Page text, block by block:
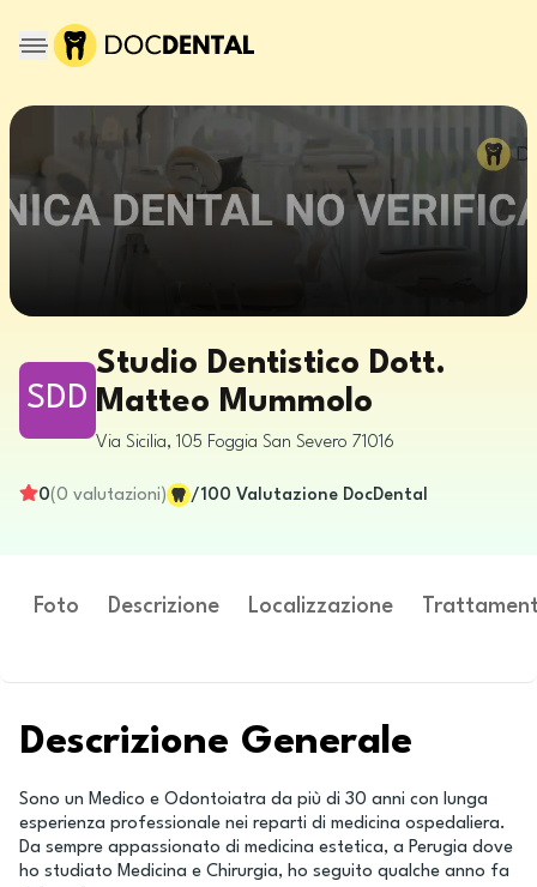
SDD
Studio Dentistico Dott.
Matteo Mummolo
Via Sicilia, 105 Foggia San Severo 71016
0(0 valutazioni) /100 Valutazione DocDental
Foto Descrizione Localizzazione
Descrizione Generale
Sono un Medico e Odontoiatra da più di 30 anni con lunga
esperienza professionale nei reparti di medicina ospedaliera.
Da sempre appassionato di medicina estetica, a Perugia dove
ho studiato Medicina e Chirurgia, ho seguito qualche anno fa